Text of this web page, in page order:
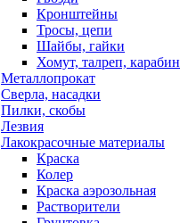
Кронштейны
Тросы, цепи
Шайбы, гайки
Хомут, талреп, карабин
Металлопрокат
Сверла, насадки
Пилки, скобы
Лезвия
Лакокрасочные материалы
Краска
Колер
Краска аэрозольная
Растворители